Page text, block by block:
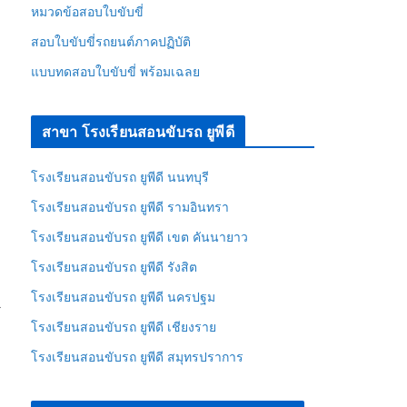
หมวดข้อสอบใบขับขี่
สอบใบขับขี่รถยนต์ภาคปฏิบัติ
แบบทดสอบใบขับขี่ พร้อมเฉลย
สาขา โรงเรียนสอนขับรถ ยูพีดี
โรงเรียนสอนขับรถ ยูพีดี นนทบุรี
โรงเรียนสอนขับรถ ยูพีดี รามอินทรา
โรงเรียนสอนขับรถ ยูพีดี เขต คันนายาว
โรงเรียนสอนขับรถ ยูพีดี รังสิต
โรงเรียนสอนขับรถ ยูพีดี นครปฐม
โรงเรียนสอนขับรถ ยูพีดี เชียงราย
โรงเรียนสอนขับรถ ยูพีดี สมุทรปราการ